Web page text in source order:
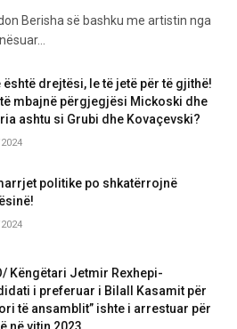
Berisha së bashku me artistin nga
është drejtësi, le të jetë për të gjithë!
mbajnë përgjegjësi Mickoski dhe
ashtu si Grubi dhe Kovaçevski?
politike po shkatërrojnë
Këngëtari Jetmir Rexhepi-
i preferuar i Bilall Kasamit për
të ansamblit” ishte i arrestuar për